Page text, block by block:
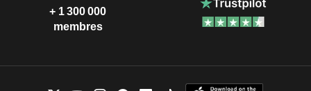
+ 1 300 000
membres